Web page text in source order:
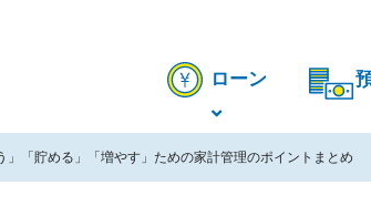
ローン
」「貯める」「増やす」ための家計管理のポイントまとめ